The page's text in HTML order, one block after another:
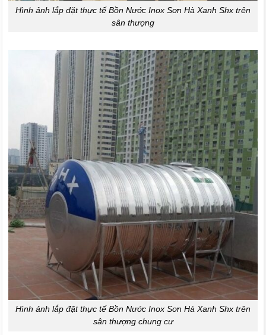
Hình ảnh lắp đặt thực tế Bồn Nước Inox Sơn Hà Xanh Shx trên
sân thượng
Hình ảnh lắp đặt thực tế Bồn Nước Inox Sơn Hà Xanh Shx trên
sân thượng chung cư